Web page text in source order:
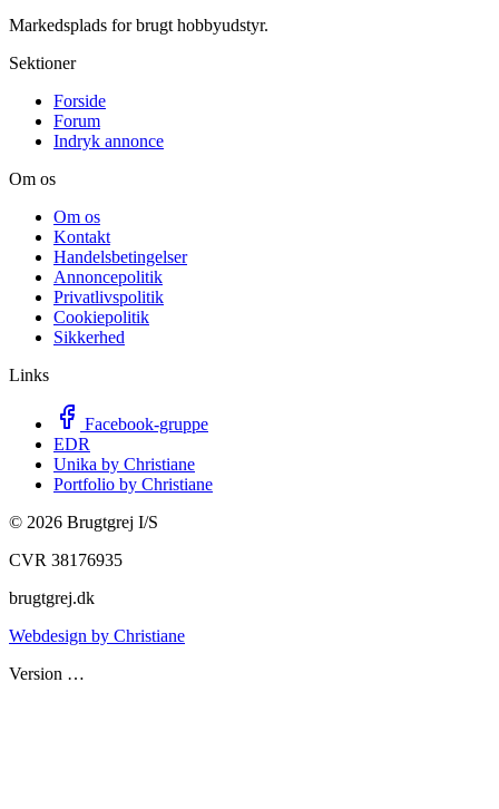
Markedsplads for brugt hobbyudstyr.
Sektioner
Forside
Forum
Indryk annonce
Om os
Om os
Kontakt
Handelsbetingelser
Annoncepolitik
Privatlivspolitik
Cookiepolitik
Sikkerhed
Links
Facebook-gruppe
EDR
Unika by Christiane
Portfolio by Christiane
© 2026 Brugtgrej I/S
CVR 38176935
brugtgrej.dk
Webdesign by Christiane
Version …